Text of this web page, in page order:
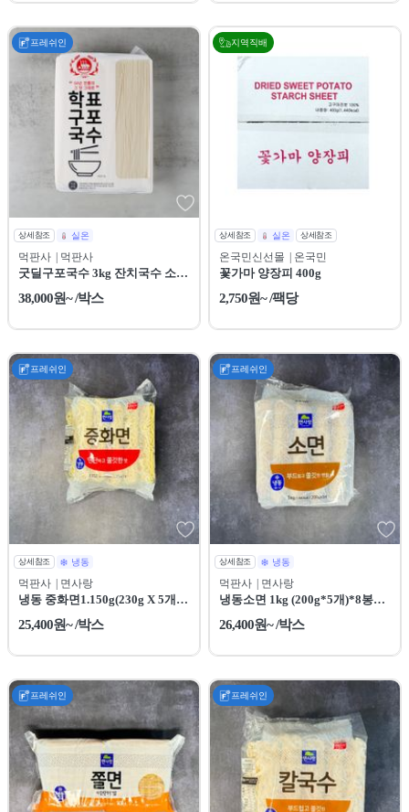
프레쉬인
상세참조 실온
먹판사 | 먹판사
굿딜구포국수 3kg 잔치국수 소면
6개
38,000원~ /박스
지역직배
상세참조 실온 상세참조
온국민신선몰 | 온국민
꽃가마 양장피 400g
2,750원~ /팩당
프레쉬인
상세참조 냉동
먹판사 | 면사랑
냉동 중화면1.150g(230g X 5개)
X 8봉 [새벽배송 전용상품]
25,400원~ /박스
프레쉬인
상세참조 냉동
먹판사 | 면사랑
냉동소면 1kg (200g*5개)*8봉
[새벽배송 전용상품]
26,400원~ /박스
프레쉬인 프레쉬인